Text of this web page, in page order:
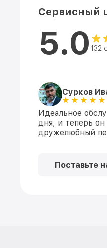
Сервисный
5.0 132
Сурков
Идеальное
дня, и теперь
дружелюбный
Поставьте